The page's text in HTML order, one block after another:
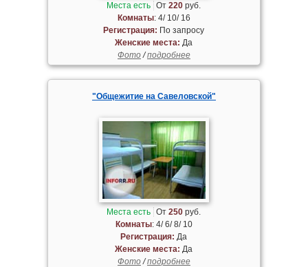
Места есть От220 руб.
Комнаты: 4/ 10/ 16
Регистрация: По запросу
Женские места: Да
Фото/подробнее
"Общежитие на Савеловской"
Места есть От250 руб.
Комнаты: 4/ 6/ 8/ 10
Регистрация: Да
Женские места: Да
Фото/подробнее